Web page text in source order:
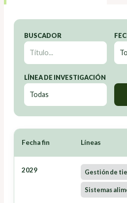
BUSCADOR
LÍNEA DE INVESTIGACIÓN
Fecha fin Líneas
2029 Gestión de
Sistemas